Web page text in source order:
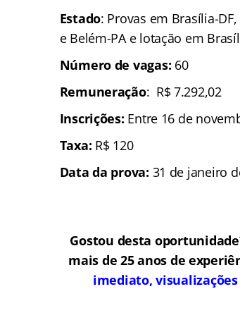
Estado: Provas em Brasília-DF,
e Belém-PA e lotação em
Número de vagas: 60
Remuneração: R$ 7.292,02
Inscrições: Entre 16 de
Taxa: R$ 120
Data da prova: 31 de janeiro
Gostou desta
mais de 25 anos de
imediato,